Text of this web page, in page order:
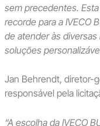
sem precedentes.
recorde para a IVECO
de atender às
soluções
Jan Behrendt, diretor-
responsável pela
“A escolha da IVECO